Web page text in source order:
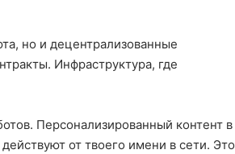
но и децентрализованные
Инфраструктура, где
Персонализированный контент в
от твоего имени в сети. Это